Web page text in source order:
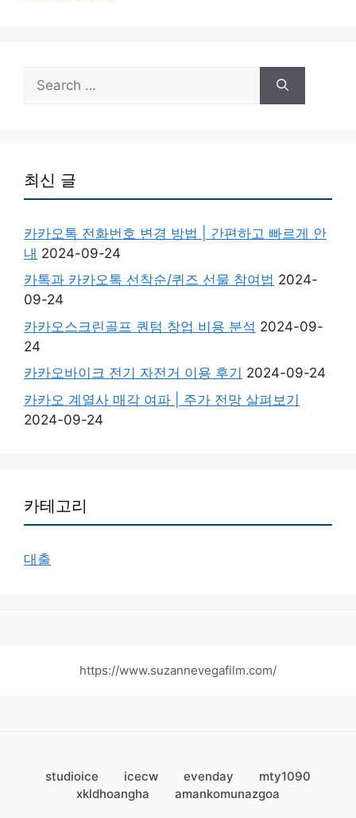
for:
최신 글
카카오톡 전화번호 변경 방법 | 간편하고 빠르게 안
내 2024-09-24
카톡과 카카오톡 선착순/퀴즈 선물 참여법 2024-
09-24
카카오스크린골프 퀀텀 창업 비용 분석 2024-09-
24
카카오바이크 전기 자전거 이용 후기 2024-09-24
카카오 계열사 매각 여파 | 주가 전망 살펴보기
2024-09-24
카테고리
대출
https://www.suzannevegafilm.com/
studioice icecw evenday
mty1090
xkldhoangha
amankomunazgoa